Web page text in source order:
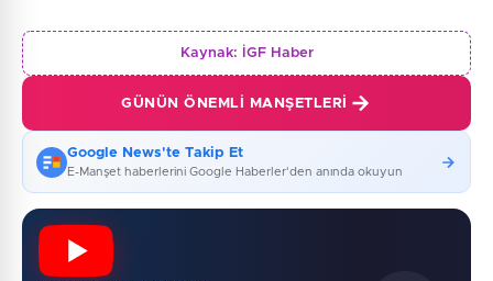
Kaynak: İGF Haber
GÜNÜN ÖNEMLI MANŞETLERI
Google News'te Takip Et
E-Manşet haberlerini Google Haberler'den anında okuyun